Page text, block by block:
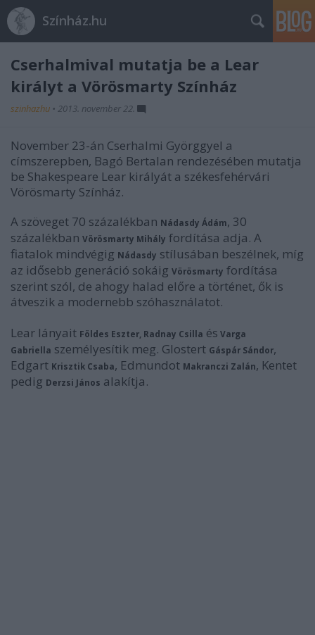
Színház.hu
Cserhalmival mutatja be a Lear
királyt a Vörösmarty Színház
szinhazhu • 2013. november 22.
November 23-án Cserhalmi Györggyel a
címszerepben, Bagó Bertalan rendezésében mutatja
be Shakespeare Lear királyát a székesfehérvári
Vörösmarty Színház.
A szöveget 70 százalékban Nádasdy Ádám, 30
százalékban Vörösmarty Mihály fordítása adja. A
fiatalok mindvégig Nádasdy stílusában beszélnek, míg
az idősebb generáció sokáig Vörösmarty fordítása
szerint szól, de ahogy halad előre a történet, ők is
átveszik a modernebb szóhasználatot.
Lear lányait Földes Eszter, Radnay Csilla és Varga
Gabriella személyesítik meg. Glostert Gáspár Sándor,
Edgart Krisztik Csaba, Edmundot Makranczi Zalán, Kentet
pedig Derzsi János alakítja.